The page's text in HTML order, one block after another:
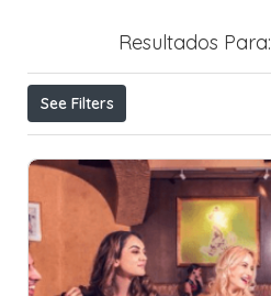
Resultados Para:
See Filters